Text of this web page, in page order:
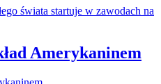
Amerykaninem